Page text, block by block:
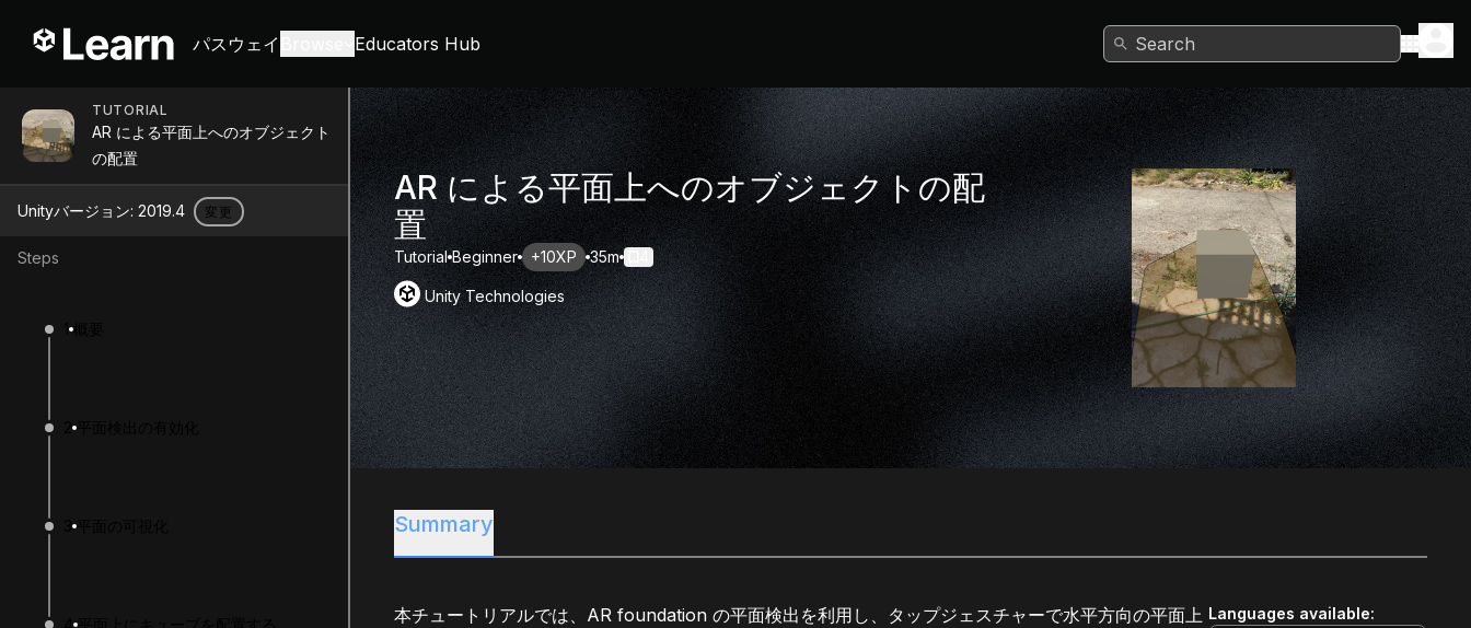
パスウェイ Educators Hub Search
TUTORIAL
AR による平面上へのオブジェクト
の配置
Unityバージョン: 2019.4 変更
Steps
AR による平面上へのオブジェクトの配
置
Tutorial Beginner +10XP 35m
Unity Technologies
Summary
本チュートリアルでは、AR foundation の平面検出を利用し、タップジェスチャーで水平方向の平面上 Languages available: